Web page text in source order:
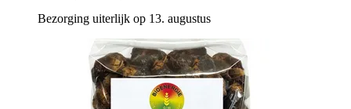
Bezorging uiterlijk op 13. augustus